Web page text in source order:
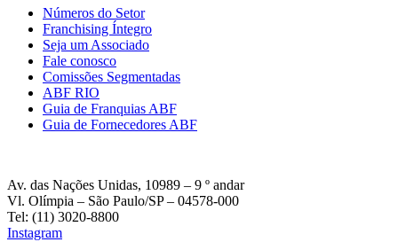
Números do Setor
Franchising Íntegro
Seja um Associado
Fale conosco
Comissões Segmentadas
ABF RIO
Guia de Franquias ABF
Guia de Fornecedores ABF
Av. das Nações Unidas, 10989 – 9 º andar
Vl. Olímpia – São Paulo/SP – 04578-000
Tel: (11) 3020-8800
Instagram